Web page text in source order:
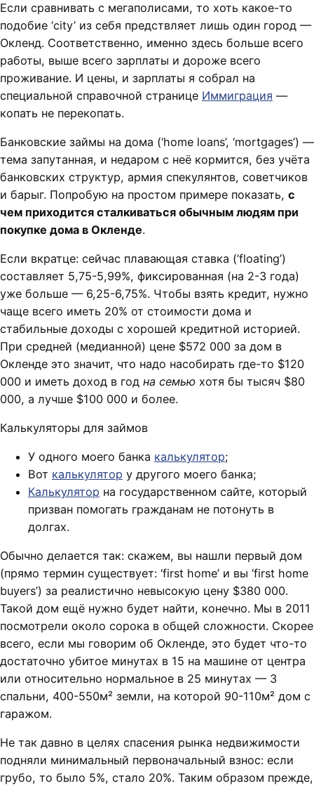
Если сравнивать с мегаполисами, то хоть какое-то
подобие ‘city’ из себя предствляет лишь один город —
Окленд. Соответственно, именно здесь больше всего
работы, выше всего зарплаты и дороже всего
проживание. И цены, и зарплаты я собрал на
специальной справочной странице Иммиграция —
копать не перекопать.
Банковские займы на дома (‘home loans’, ‘mortgages’) —
тема запутанная, и недаром с неё кормится, без учёта
банковских структур, армия спекулянтов, советчиков
и барыг. Попробую на простом примере показать, с
чем приходится сталкиваться обычным людям при
покупке дома в Окленде.
Если вкратце: сейчас плавающая ставка (‘floating’)
составляет 5,75-5,99%, фиксированная (на 2-3 года)
уже больше — 6,25-6,75%. Чтобы взять кредит, нужно
чаще всего иметь 20% от стоимости дома и
стабильные доходы с хорошей кредитной историей.
При средней (медианной) цене $572 000 за дом в
Окленде это значит, что надо насобирать где-то $120
000 и иметь доход в год на семью хотя бы тысяч $80
000, а лучше $100 000 и более.
Калькуляторы для займов
У одного моего банка калькулятор;
Вот калькулятор у другого моего банка;
Калькулятор на государственном сайте, который
призван помогать гражданам не потонуть в
долгах.
Обычно делается так: скажем, вы нашли первый дом
(прямо термин существует: ‘first home’ и вы ‘first home
buyers’) за реалистично невысокую цену $380 000.
Такой дом ещё нужно будет найти, конечно. Мы в 2011
посмотрели около сорока в общей сложности. Скорее
всего, если мы говорим об Окленде, это будет что-то
достаточно убитое минутах в 15 на машине от центра
или относительно нормальное в 25 минутах — 3
спальни, 400-550м² земли, на которой 90-110м² дом с
гаражом.
Не так давно в целях спасения рынка недвижимости
подняли минимальный первоначальный взнос: если
грубо, то было 5%, стало 20%. Таким образом прежде,